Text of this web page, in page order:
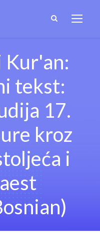
Kur'an:
tekst:
17.
kroz
i